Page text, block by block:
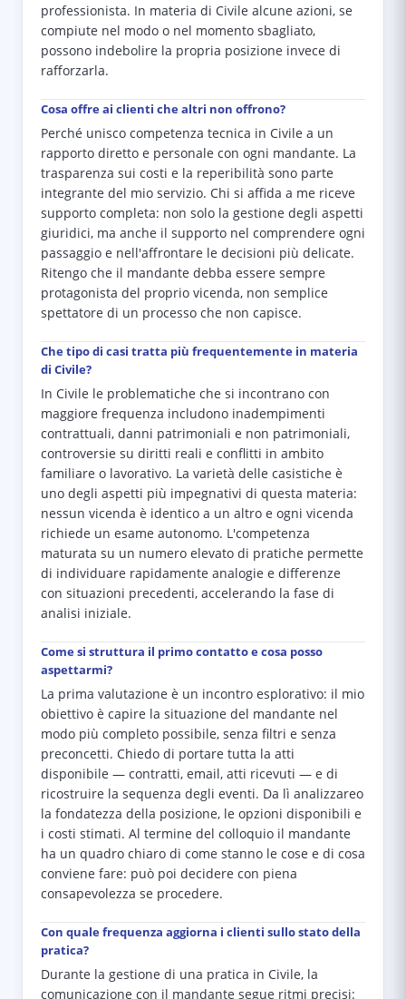
professionista. In materia di Civile alcune azioni, se
compiute nel modo o nel momento sbagliato,
possono indebolire la propria posizione invece di
rafforzarla.
Cosa offre ai clienti che altri non offrono?
Perché unisco competenza tecnica in Civile a un
rapporto diretto e personale con ogni mandante. La
trasparenza sui costi e la reperibilità sono parte
integrante del mio servizio. Chi si affida a me riceve
supporto completa: non solo la gestione degli aspetti
giuridici, ma anche il supporto nel comprendere ogni
passaggio e nell'affrontare le decisioni più delicate.
Ritengo che il mandante debba essere sempre
protagonista del proprio vicenda, non semplice
spettatore di un processo che non capisce.
Che tipo di casi tratta più frequentemente in materia
di Civile?
In Civile le problematiche che si incontrano con
maggiore frequenza includono inadempimenti
contrattuali, danni patrimoniali e non patrimoniali,
controversie su diritti reali e conflitti in ambito
familiare o lavorativo. La varietà delle casistiche è
uno degli aspetti più impegnativi di questa materia:
nessun vicenda è identico a un altro e ogni vicenda
richiede un esame autonomo. L'competenza
maturata su un numero elevato di pratiche permette
di individuare rapidamente analogie e differenze
con situazioni precedenti, accelerando la fase di
analisi iniziale.
Come si struttura il primo contatto e cosa posso
aspettarmi?
La prima valutazione è un incontro esplorativo: il mio
obiettivo è capire la situazione del mandante nel
modo più completo possibile, senza filtri e senza
preconcetti. Chiedo di portare tutta la atti
disponibile — contratti, email, atti ricevuti — e di
ricostruire la sequenza degli eventi. Da lì analizzareo
la fondatezza della posizione, le opzioni disponibili e
i costi stimati. Al termine del colloquio il mandante
ha un quadro chiaro di come stanno le cose e di cosa
conviene fare: può poi decidere con piena
consapevolezza se procedere.
Con quale frequenza aggiorna i clienti sullo stato della
pratica?
Durante la gestione di una pratica in Civile, la
comunicazione con il mandante segue ritmi precisi: